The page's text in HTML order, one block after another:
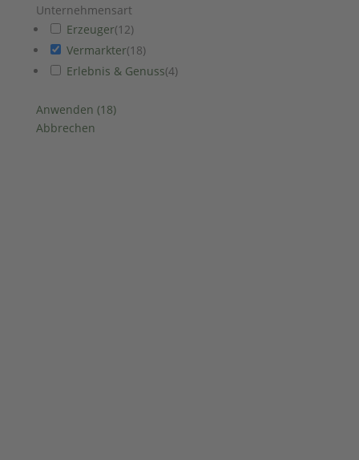
Unternehmensart
Erzeuger(12)
Vermarkter(18)
Erlebnis & Genuss(4)
Anwenden (18)
Abbrechen